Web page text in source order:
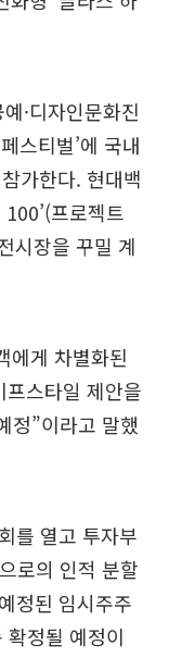
·디자인문화진
스티벌’에 국내
가한다. 현대백
프로젝트
시장을 꾸밀 계
에게 차별화된
스타일 제안을
정”이라고 말했
를 열고 투자부
로의 인적 분할
정된 임시주주
정될 예정이